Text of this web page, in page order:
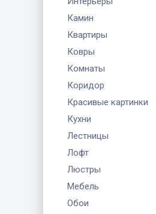
Камин
Квартиры
Ковры
Комнаты
Коридор
Красивые картинки
Кухни
Лестницы
Лофт
Люстры
Мебель
Обои